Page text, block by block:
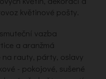
květinové pošty.
vazba
a aranžmá
rauty, párty, oslavy
- pokojové, sušené